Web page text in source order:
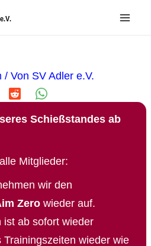
/ Von SV Adler e.V.
Schießstandes ab
Mitglieder:
wir den
Zero wieder auf.
ist ab sofort wieder
wieder wie